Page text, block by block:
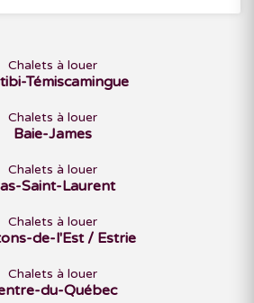
Chalets à louer
Témiscamingue
Chalets à louer
Baie-James
Chalets à louer
Saint-Laurent
Chalets à louer
de-l'Est / Estrie
Chalets à louer
du-Québec